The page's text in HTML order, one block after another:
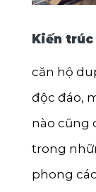
Kiến
căn hộ
độc đáo,
nào cũng
trong
phong